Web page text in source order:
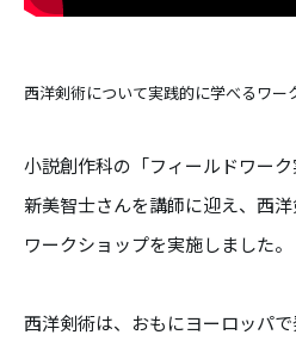
西洋剣術について実践的に学べるワー
小説創作科の「フィールドワー
新美智士さんを講師に迎え、西
ワークショップを実施しました。
西洋剣術は、おもにヨーロッパ